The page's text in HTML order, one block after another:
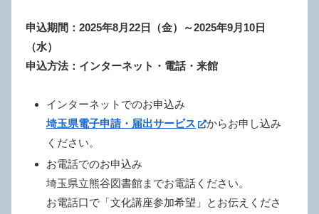
申込期間：2025年8月22日（金）～2025年9月10日
（水）
申込方法：インターネット・電話・来館
インターネットでのお申込み
埼玉県電子申請・届出サービス
からお申し込み
ください。
お電話でのお申込み
埼玉県立熊谷図書館までお電話ください。
お電話口で「文化講座参加希望」とお伝えくださ